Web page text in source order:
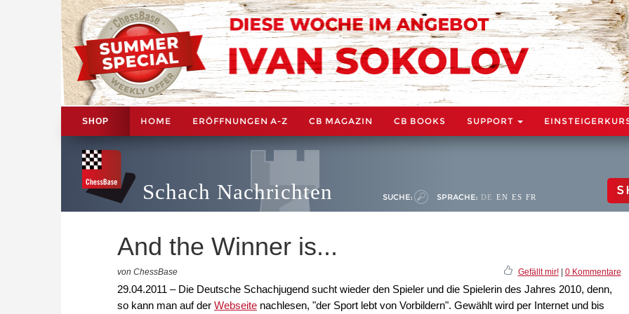
SHOP HOME ERÖFFNUNGEN A-Z CB MAGAZIN CB BOOKS SUPPORT
Schach Nachrichten SUCHE: SPRACHE: DE EN ES FR
And the Winner is...
von ChessBase Gefällt mir!| 0 Kommentare
29.04.2011 – Die Deutsche Schachjugend sucht wieder den Spieler und die Spielerin des Jahres 2010, denn,
so kann man auf der Webseite nachlesen, "der Sport lebt von Vorbildern". Gewählt wird per Internet und bis